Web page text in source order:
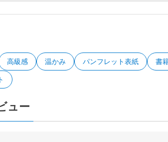
高級感 温かみ パンフレット表紙 書
ュー